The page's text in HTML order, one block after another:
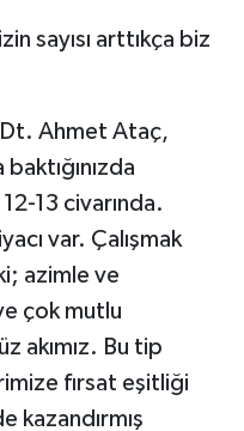
sayısı arttıkça biz
Dt. Ahmet Ataç,
13 civarında.
var. Çalışmak
azimle ve
çok mutlu
akımız. Bu tip
fırsat eşitliği
kazandırmış